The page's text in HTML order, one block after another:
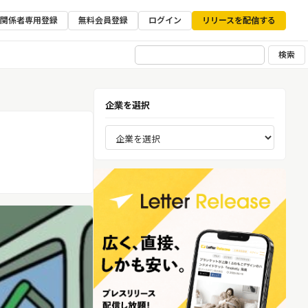
係者専用登録 無料会員登録 ログイン リリースを配信する
検索
企業を選択